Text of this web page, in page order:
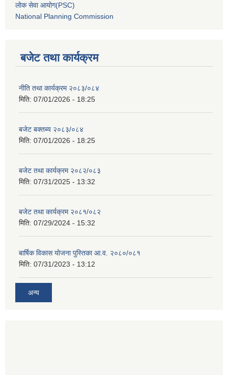
लोक सेवा आयोग(PSC)
National Planning Commission
बजेट तथा कार्यक्रम
नीति तथा कार्यक्रम २०८३/०८४
मिति: 07/01/2026 - 18:25
बजेट बक्तब्य २०८३/०८४
मिति: 07/01/2026 - 18:25
बजेट तथा कार्यक्रम २०८२/०८३
मिति: 07/31/2025 - 13:32
बजेट तथा कार्यक्रम २०८१/०८२
मिति: 07/29/2024 - 15:32
बार्षिक विकास योजना पुस्तिका आ.व. २०८०/०८१
मिति: 07/31/2023 - 13:12
अन्य